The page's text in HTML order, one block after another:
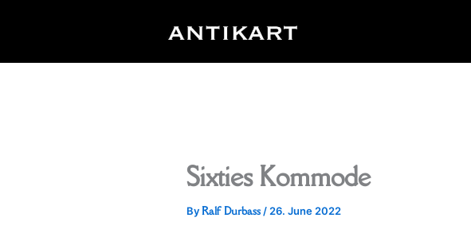
Sixties Kommode
ByRalf Durbass / 26. June 2022